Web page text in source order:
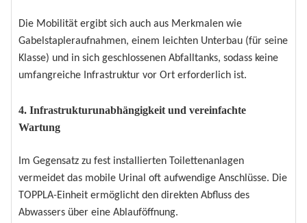
Die Mobilität ergibt sich auch aus Merkmalen wie
Gabelstapleraufnahmen, einem leichten Unterbau (für seine
Klasse) und in sich geschlossenen Abfalltanks, sodass keine
umfangreiche Infrastruktur vor Ort erforderlich ist.
4. Infrastrukturunabhängigkeit und vereinfachte
Wartung
Im Gegensatz zu fest installierten Toilettenanlagen
vermeidet das mobile Urinal oft aufwendige Anschlüsse. Die
TOPPLA-Einheit ermöglicht den direkten Abfluss des
Abwassers über eine Ablauföffnung.